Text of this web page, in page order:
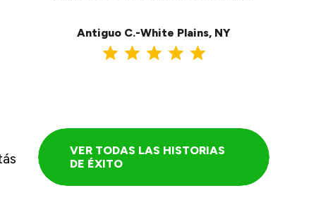
Antiguo C.-White Plains, NY
VER TODAS LAS HISTORIAS
DE ÉXITO